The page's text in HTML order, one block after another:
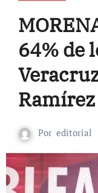
64% de
Ramírez
Por editorial